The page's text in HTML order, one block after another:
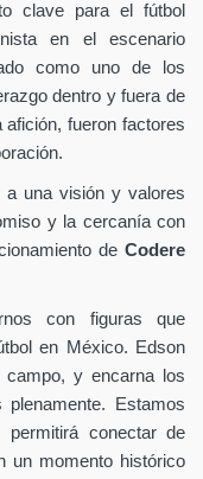
clave para el fútbol
en el escenario
como uno de los
dentro y fuera de
fueron factores
a una visión y valores
y la cercanía con
de Codere
con figuras que
en México. Edson
y encarna los
Estamos
conectar de
un momento histórico